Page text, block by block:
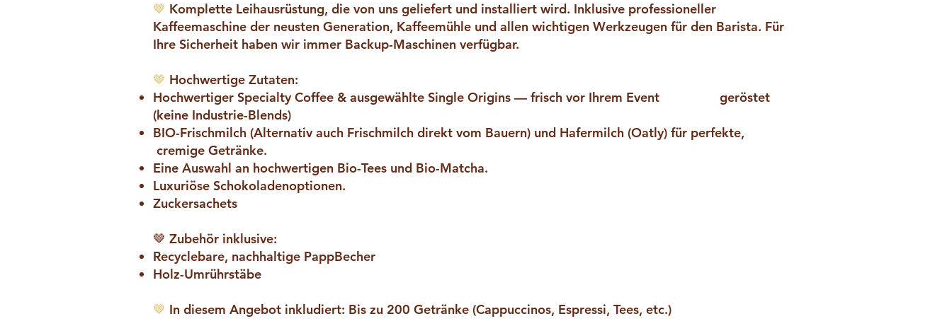
🤎 Komplette Leihausrüstung, die von uns geliefert und installiert wird. Inklusive professioneller
Kaffeemaschine der neusten Generation, Kaffeemühle und allen wichtigen Werkzeugen für den Barista. Für
Ihre Sicherheit haben wir immer Backup-Maschinen verfügbar.
🤎 Hochwertige Zutaten:
Hochwertiger Specialty Coffee & ausgewählte Single Origins — frisch vor Ihrem Event geröstet
(keine Industrie-Blends)
BIO-Frischmilch (Alternativ auch Frischmilch direkt vom Bauern) und Hafermilch (Oatly) für perfekte,
cremige Getränke.
Eine Auswahl an hochwertigen Bio-Tees und Bio-Matcha.
Luxuriöse Schokoladenoptionen.
Zuckersachets
🤎 Zubehör inklusive:
Recyclebare, nachhaltige PappBecher
Holz-Umrührstäbe
🤎 In diesem Angebot inkludiert: Bis zu 200 Getränke (Cappuccinos, Espressi, Tees, etc.)